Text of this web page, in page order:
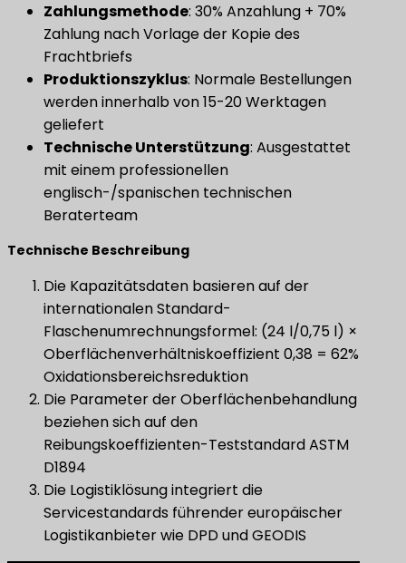
Zahlungsmethode: 30% Anzahlung + 70%
Zahlung nach Vorlage der Kopie des
Frachtbriefs
Produktionszyklus: Normale Bestellungen
werden innerhalb von 15-20 Werktagen
geliefert
Technische Unterstützung: Ausgestattet
mit einem professionellen
englisch-/spanischen technischen
Beraterteam
​Technische Beschreibung​
Die Kapazitätsdaten basieren auf der
internationalen Standard-
Flaschenumrechnungsformel: (24 l/0,75 l) ×
Oberflächenverhältniskoeffizient 0,38 = 62%
Oxidationsbereichsreduktion
Die Parameter der Oberflächenbehandlung
beziehen sich auf den
Reibungskoeffizienten-Teststandard ASTM
D1894
Die Logistiklösung integriert die
Servicestandards führender europäischer
Logistikanbieter wie DPD und GEODIS